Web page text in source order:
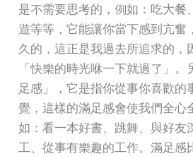
是不需要思考的，例如：吃大餐
遊等等，它能讓你當下感到亢奮
久的，這正是我過去所追求的，
「快樂的時光咻一下就過了」
足感」，它是指你從事你喜歡的
覺，這樣的滿足感會使我們全心
如：看一本好書、跳舞、與好友
工、從事有樂趣的工作。滿足感